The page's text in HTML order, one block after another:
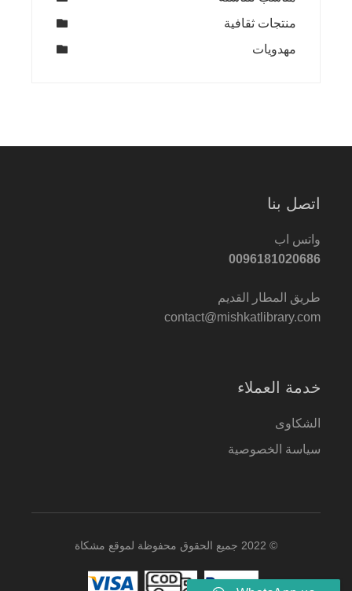
منتجات ثقافية
مهدويات
اتصل بنا
واتس اب
0096181020686
طريق المطار القديم
contact@mishkatlibrary.com
خدمة العملاء
الشكاوى
سياسة الخصوصية
© 2022 جميع الحقوق محفوظة لموقع مشكاة